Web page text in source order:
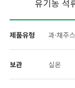
유기농 석
제품유형 과·채주스
보관 실온